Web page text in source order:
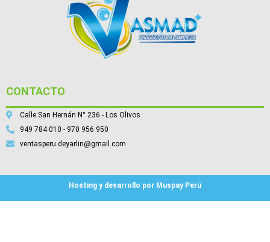
CONTACTO
Calle San Hernán N° 236 - Los Olivos
949 784 010 - 970 956 950
ventasperu.deyarlin@gmail.com
Hosting y desarrollo por Muspay Perú